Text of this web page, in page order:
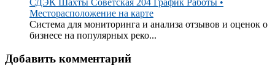
Месторасположение на карте
Система для мониторинга и анализа отзывов и оценок о
бизнесе на популярных реко...
Добавить комментарий